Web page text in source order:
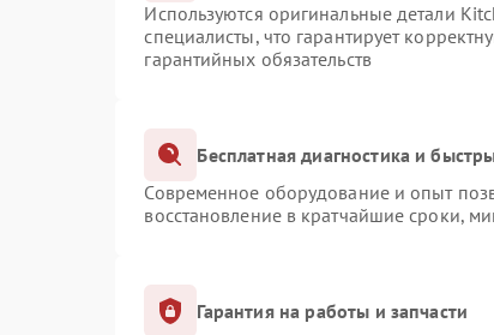
Используются оригинальные детали
специалисты, что гарантирует
гарантийных обязательств
Бесплатная диагностика и
Современное оборудование и опыт
восстановление в кратчайшие сроки,
Гарантия на работы и запчасти